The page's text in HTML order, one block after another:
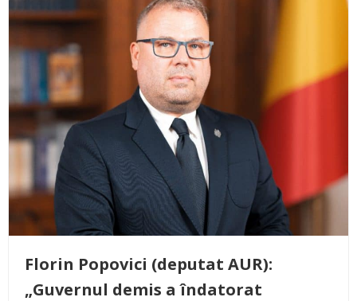
Florin Popovici (deputat AUR):
„Guvernul demis a îndatorat